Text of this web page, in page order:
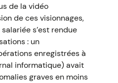
de la vidéo
de ces visionnages,
s’est rendue
: un
enregistrées à
informatique) avait
graves en moins